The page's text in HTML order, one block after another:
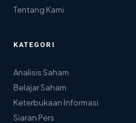
Tentang Kami
KATEGORI
Analisis Saham
Belajar Saham
Keterbukaan Informasi
Siaran Pers